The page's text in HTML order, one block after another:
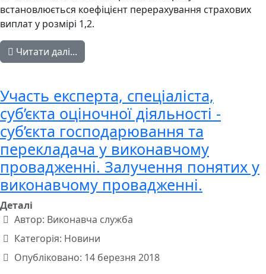
встановлюється коефіцієнт перерахування страхових
виплат у розмірі 1,2.
Читати далі...
Участь експерта, спеціаліста,
суб’єкта оціночної діяльності -
суб’єкта господарювання та
перекладача у виконавчому
провадженні. Залучення понятих у
виконавчому провадженні.
Деталі
Автор: Виконавча служба
Категорія: Новини
Опубліковано: 14 березня 2018